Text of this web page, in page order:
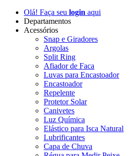
Olá! Faça seu login aqui
Departamentos
Acessórios
Snap e Giradores
Argolas
Split Ring
Afiador de Faca
Luvas para Encastoador
Encastoador
Repelente
Protetor Solar
Canivetes
Luz Química
Elástico para Isca Natural
Lubrificantes
Capa de Chuva